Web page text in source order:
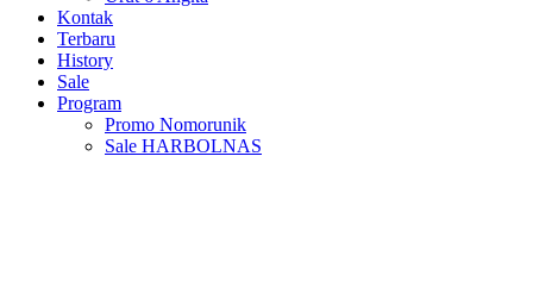
Kontak
Terbaru
History
Sale
Program
Promo Nomorunik
Sale HARBOLNAS